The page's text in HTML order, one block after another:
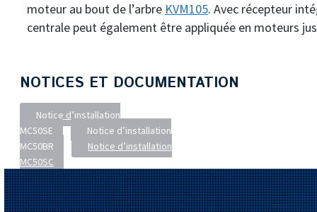
moteur au bout de l’arbre KVM105. Avec récepteur
centrale peut également être appliquée en moteurs
NOTICES ET DOCUMENTATION
Notice d’installation
MC50SE
Notice d’installation
MC50BR
Notice d’installation
MC50SC